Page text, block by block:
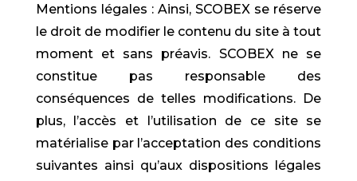
Mentions légales : Ainsi, SCOBEX se réserve
le droit de modifier le contenu du site à tout
moment et sans préavis. SCOBEX ne se
constitue pas responsable des
conséquences de telles modifications. De
plus, l’accès et l’utilisation de ce site se
matérialise par l’acceptation des conditions
suivantes ainsi qu’aux dispositions légales